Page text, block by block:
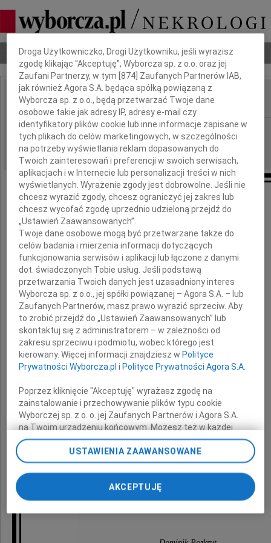
Nekrologi Odeszli Poradnik pogrzebowy
IMIĘ I NAZWISKO:
REGION: Szczecin
DATA EMISJI: 10.04.2012
Pani
Prorektor ds. Studenckich, dr hab., prof. US
Mirosławie Gazińskiej
i
Panu
prof. dr. hab.
wyrazy głębokiego współczucia
Taty i Teścia
Dbamy o Twoją prywatność
Droga Użytkowniczko, Drogi Użytkowniku, jeśli wyrazisz
zgodę klikając "Akceptuję", Wyborcza sp. z o.o. oraz jej
Zaufani Partnerzy, w tym [874 ] Zaufanych Partnerów IAB,
jak również Agora S.A. będąca spółką powiązaną z
Wyborcza sp. z o.o., będą przetwarzać Twoje dane
osobowe takie jak adresy IP, adresy e-mail czy
identyfikatory plików cookie lub inne informacje zapisane w
tych plikach do celów marketingowych, w szczególności
na potrzeby wyświetlania reklam dopasowanych do
Twoich zainteresowań i preferencji w swoich serwisach,
aplikacjach i w Internecie lub personalizacji treści w nich
wyświetlanych. Wyrażenie zgody jest dobrowolne. Jeśli nie
chcesz wyrazić zgody, chcesz ograniczyć jej zakres lub
chcesz wycofać zgodę uprzednio udzieloną przejdź do
„Ustawień Zaawansowanych”.
Twoje dane osobowe mogą być przetwarzane także do
celów badania i mierzenia informacji dotyczących
funkcjonowania serwisów i aplikacji lub łączone z danymi
dot. świadczonych Tobie usług. Jeśli podstawą
przetwarzania Twoich danych jest uzasadniony interes
Wyborcza sp. z o.o., jej spółki powiązanej – Agora S.A. – lub
Zaufanych Partnerów, masz prawo wyrazić sprzeciw. Aby
to zrobić przejdź do „Ustawień Zaawansowanych” lub
skontaktuj się z administratorem – w zależności od
zakresu sprzeciwu i podmiotu, wobec którego jest
kierowany. Więcej informacji znajdziesz w Polityce
Prywatności Wyborcza.pl i Polityce Prywatności Agora S.A.
Poprzez kliknięcie "Akceptuję" wyrażasz zgodę na
zainstalowanie i przechowywanie plików typu cookie
Wyborczej sp. z o. o. jej Zaufanych Partnerów i Agora S.A.
na Twoim urządzeniu końcowym. Możesz też w każdej
chwili zmienić swoje preferencje dot. plików cookie,
ponownie wywołując narzędzie do zarządzania Twoimi
preferencjami dot. przetwarzania danych poprzez
odnośnik „Ustawienia prywatności” w stopce serwisu i
przechodząc do sekcji „Ustawienia zaawansowane”.
Zmiana ustawień plików cookie możliwa jest także za
pomocą ustawień przeglądarki.
USTAWIENIA ZAAWANSOWANE
AKCEPTUJĘ